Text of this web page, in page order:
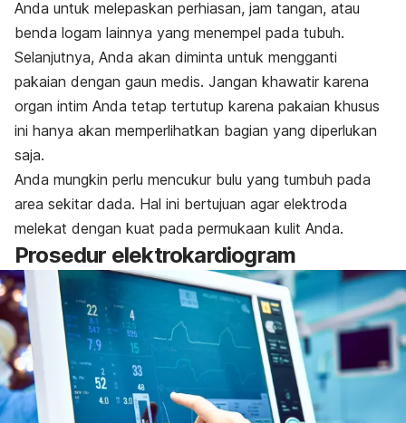
Anda untuk melepaskan perhiasan, jam tangan, atau
benda logam lainnya yang menempel pada tubuh.
Selanjutnya, Anda akan diminta untuk mengganti
pakaian dengan gaun medis. Jangan khawatir karena
organ intim Anda tetap tertutup karena pakaian khusus
ini hanya akan memperlihatkan bagian yang diperlukan
saja.
Anda mungkin perlu mencukur bulu yang tumbuh pada
area sekitar dada. Hal ini bertujuan agar elektroda
melekat dengan kuat pada permukaan kulit Anda.
Prosedur elektrokardiogram